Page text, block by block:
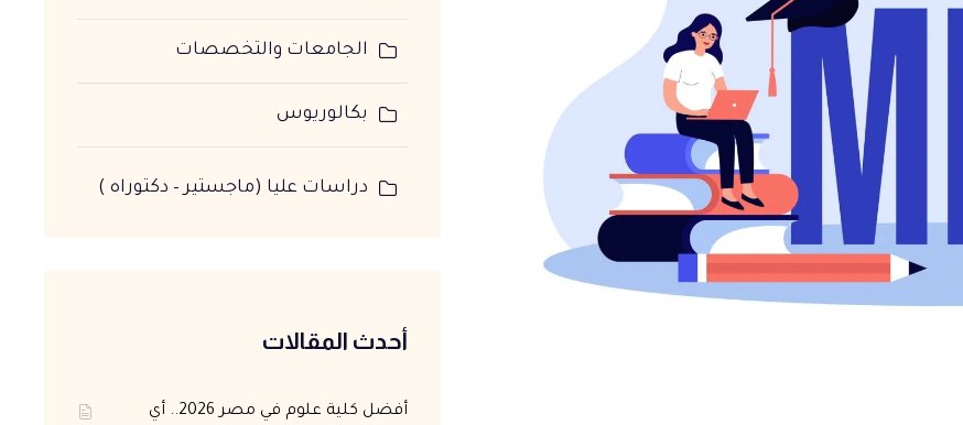
الجامعات والتخصصات
بكالوريوس
دراسات عليا (ماجستير – دكتوراه )
أحدث المقالات
أفضل كلية علوم في مصر 2026.. أي